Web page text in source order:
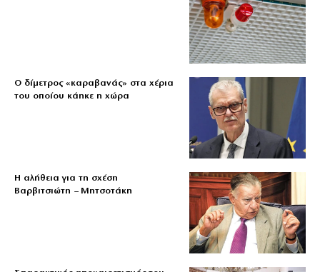
Ο δίμετρος «καραβανάς» στα χέρια
του οποίου κάηκε η χώρα
Η αλήθεια για τη σχέση
Βαρβιτσιώτη – Μητσοτάκη